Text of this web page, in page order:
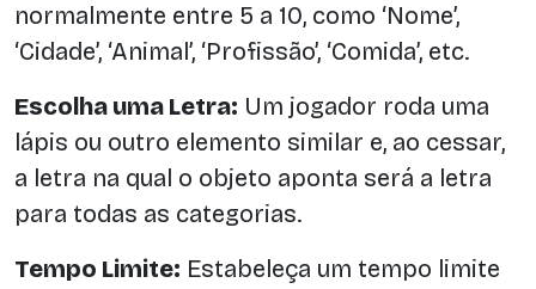
normalmente entre 5 a 10, como ‘Nome’,
‘Cidade’, ‘Animal’, ‘Profissão’, ‘Comida’, etc.
Escolha uma Letra: Um jogador roda uma
lápis ou outro elemento similar e, ao cessar,
a letra na qual o objeto aponta será a letra
para todas as categorias.
Tempo Limite: Estabeleça um tempo limite